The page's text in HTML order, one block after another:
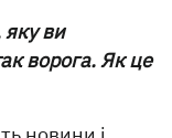
яку ви
ворога. Як це